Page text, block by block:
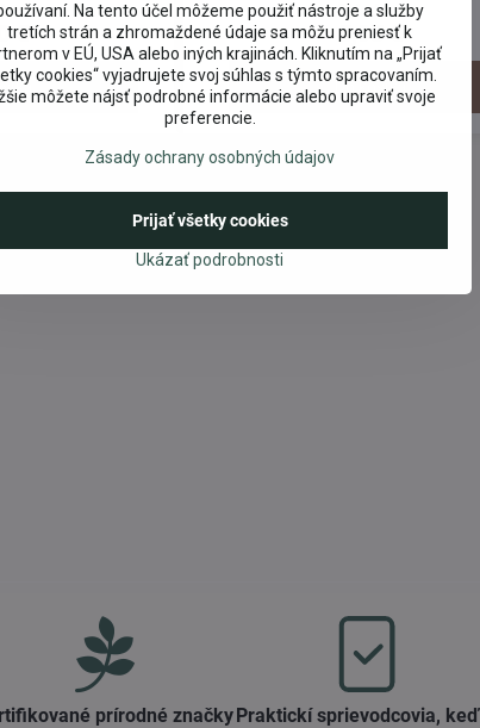
€
Skladom
5,95 €
Do košíka
prírodné značkyPraktickí sprievodcovia,
Na tento účel môžeme použiť nástroje a služby
tretích strán a zhromaždené údaje sa môžu preniesť k
v EÚ, USA alebo iných krajinách. Kliknutím na „Prijať
cookies“ vyjadrujete svoj súhlas s týmto spracovaním.
môžete nájsť podrobné informácie alebo upraviť svoje
preferencie.
Zásady ochrany osobných údajov
Ukázať podrobnosti
Prijať všetky cookies